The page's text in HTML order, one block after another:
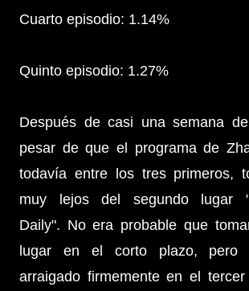
Cuarto episodio: 1.14%
Quinto episodio: 1.27%
Después de casi una semana
pesar de que el programa de
todavía entre los tres primeros,
muy lejos del segundo lugar
Daily". No era probable que
lugar en el corto plazo, pero
arraigado firmemente en el